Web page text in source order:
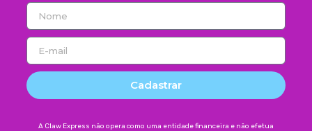
Cadastrar
A Claw Express não opera como uma entidade financeira e não efetua